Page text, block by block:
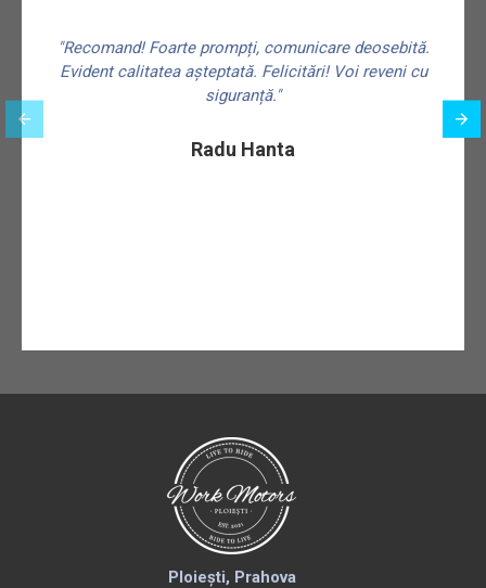
"Recomand! Foarte prompți, comunicare deosebită.
Evident calitatea așteptată. Felicitări! Voi reveni cu
siguranță."
Radu Hanta
Ploiești, Prahova